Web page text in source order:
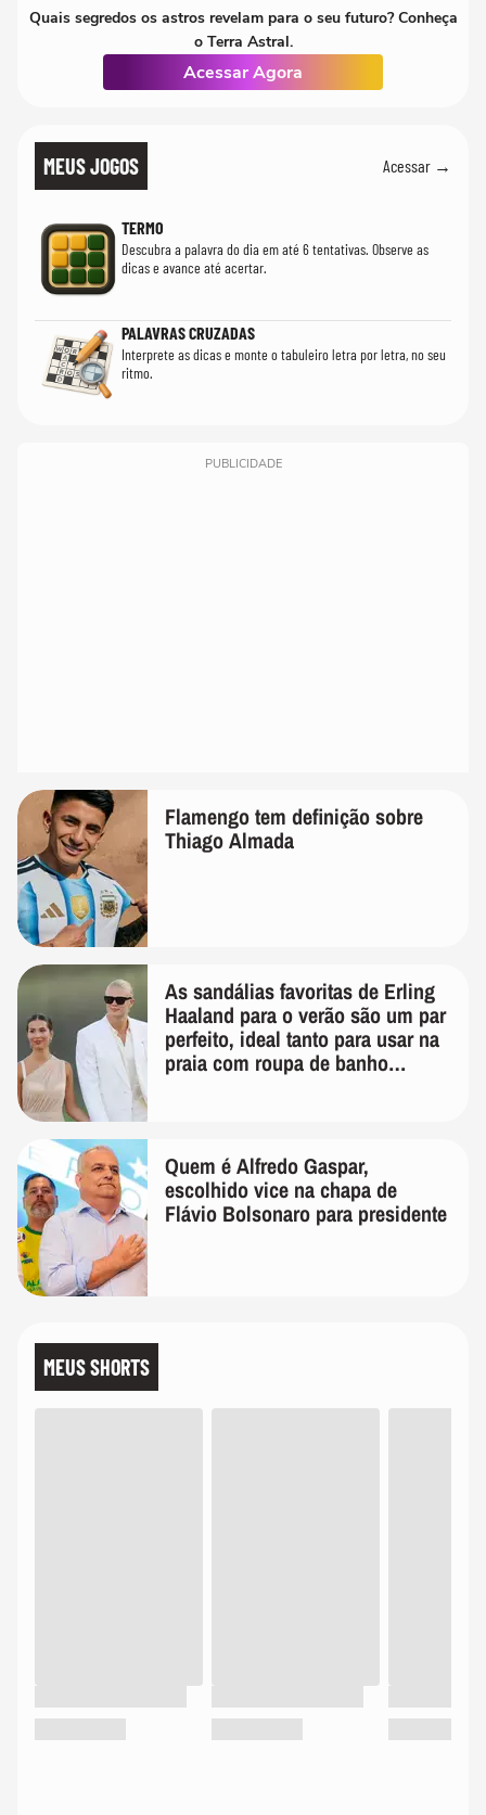
Quais segredos os astros revelam para o seu futuro? Conheça
o Terra Astral.
Acessar Agora
MEUS JOGOS Acessar →
TERMO
Descubra a palavra do dia em até 6 tentativas. Observe as
dicas e avance até acertar.
PALAVRAS CRUZADAS
Interprete as dicas e monte o tabuleiro letra por letra, no seu
ritmo.
PUBLICIDADE
Flamengo tem definição sobre
Thiago Almada
As sandálias favoritas de Erling
Haaland para o verão são um par
perfeito, ideal tanto para usar na
praia com roupa de banho
Quem é Alfredo Gaspar,
escolhido vice na chapa de
Flávio Bolsonaro para presidente
MEUS SHORTS